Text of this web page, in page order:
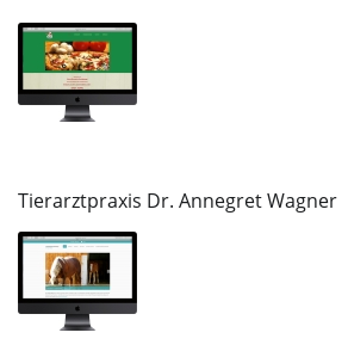
Tierarztpraxis Dr. Annegret Wagner